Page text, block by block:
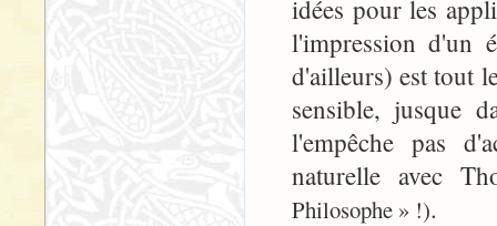
idées pour les
l'impression d'un
d'ailleurs) est tout
sensible, jusque
l'empêche pas
naturelle avec
Philosophe » !).